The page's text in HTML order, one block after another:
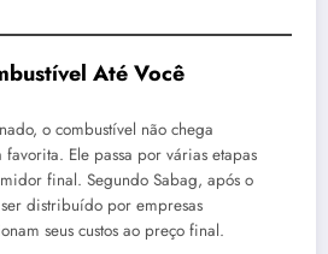
Até Você
o combustível não chega
Ele passa por várias etapas
final. Segundo Sabag, após o
distribuído por empresas
seus custos ao preço final.